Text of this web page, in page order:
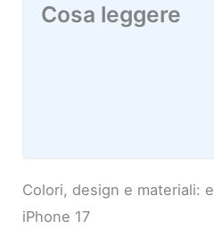
Cosa leggere
Colori, design e materiali:
iPhone 17